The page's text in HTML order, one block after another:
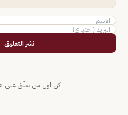
نشر التعليق
كن أول من يعلّق على